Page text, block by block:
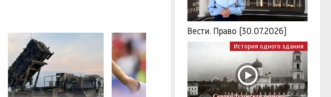
Вести. Право (30.07.2026)
История одного здания